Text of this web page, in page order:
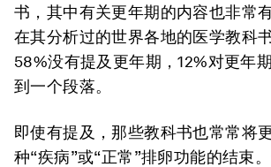
书，其中有关更年期的内容也非常
在其分析过的世界各地的医学教科
58%没有提及更年期，12%对更年
到一个段落。
即使有提及，那些教科书也常常将
种“疾病”或“正常”排卵功能的结束